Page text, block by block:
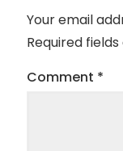
Your email
Required
Comment *